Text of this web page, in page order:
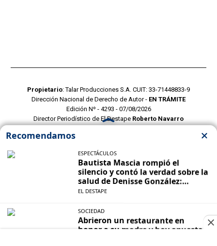
Propietario: Talar Producciones S.A. CUIT: 33-71448833-9
Dirección Nacional de Derecho de Autor - EN TRÁMITE
Edición Nº - 4293 - 07/08/2026
Director Periodístico de El Destape Roberto Navarro
POLITICAS DE PRIVACIDAD
CONTACTO COMERCIAL
CONTACTO EDITORIAL
Mustang Cloud- CMS para portales de noticias